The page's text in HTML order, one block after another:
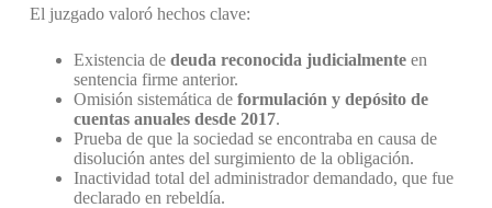
El juzgado valoró hechos clave:
Existencia de deuda reconocida judicialmenteen
sentencia firme anterior.
Omisión sistemática de formulación y depósito de
cuentas anuales desde 2017.
Prueba de que la sociedad se encontraba en causa de
disolución antes del surgimiento de la obligación.
Inactividad total del administrador demandado, que fue
declarado en rebeldía.